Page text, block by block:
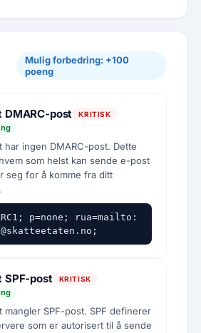
Mulig forbedring: +100
poeng
DMARC-post KRITISK
har ingen DMARC-post. Dette
som helst kan sende e-post
seg for å komme fra ditt
p=none; rua=mailto:
SPF-post KRITISK
mangler SPF-post. SPF definerer
som er autorisert til å sende